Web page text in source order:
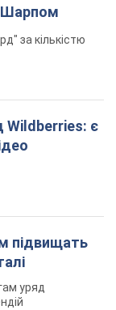
в
Шарпом
за кількістю
є